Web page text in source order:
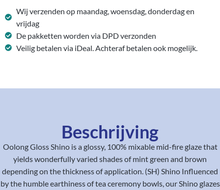
Wij verzenden op maandag, woensdag, donderdag en
vrijdag
De pakketten worden via DPD verzonden
Veilig betalen via iDeal. Achteraf betalen ook mogelijk.
Beschrijving
Oolong Gloss Shino is a glossy, 100% mixable mid-fire glaze that
yields wonderfully varied shades of mint green and brown
depending on the thickness of application. (SH) Shino Influenced
by the humble earthiness of tea ceremony bowls, our Shino glazes